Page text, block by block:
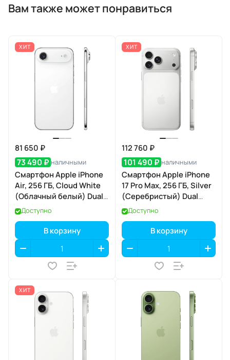
Вам также может понравиться
ХИТ
81 650 ₽
73 490 ₽ наличными
Смартфон Apple iPhone
Air, 256 ГБ, Cloud White
(Облачный белый) Dual
eSIM
Доступно
В корзину
ХИТ
112 760 ₽
101 490 ₽ наличными
Смартфон Apple iPhone
17 Pro Max, 256 ГБ, Silver
(Серебристый) Dual
eSIM
Доступно
В корзину
ХИТ